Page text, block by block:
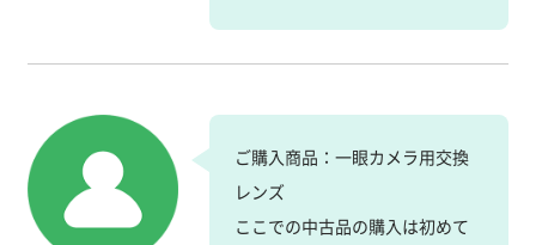
ご購入商品：一眼カメラ用交換
レンズ
ここでの中古品の購入は初めて